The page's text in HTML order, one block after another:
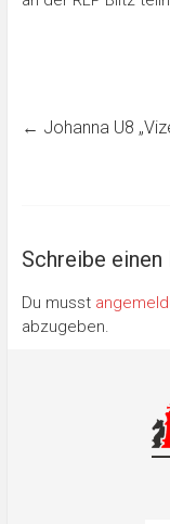
← Johanna U8
Schreibe
Du musst
abzugeben.